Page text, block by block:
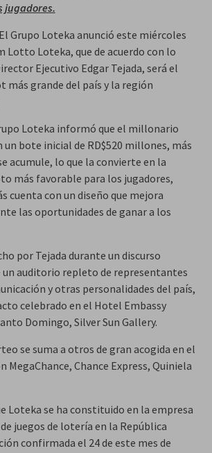
jugadores.
Grupo Loteka anunció este miércoles
Lotto Loteka, que de acuerdo con lo
Ejecutivo Edgar Tejada, será el
más grande del país y la región
Loteka informó que el millonario
bote inicial de RD$520 millones, más
acumule, lo que la convierte en la
más favorable para los jugadores,
cuenta con un diseño que mejora
las oportunidades de ganar a los
por Tejada durante un discurso
auditorio repleto de representantes
y otras personalidades del país,
celebrado en el Hotel Embassy
Domingo, Silver Sun Gallery.
se suma a otros de gran acogida en el
MegaChance, Chance Express, Quiniela
Loteka se ha constituido en la empresa
juegos de lotería en la República
confirmada el 24 de este mes de